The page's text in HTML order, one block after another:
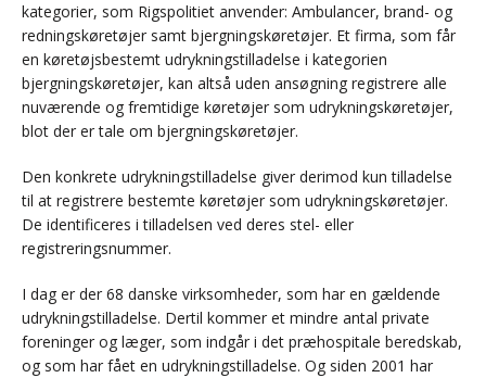
kategorier, som Rigspolitiet anvender: Ambulancer, brand- og
redningskøretøjer samt bjergningskøretøjer. Et firma, som får
en køretøjsbestemt udrykningstilladelse i kategorien
bjergningskøretøjer, kan altså uden ansøgning registrere alle
nuværende og fremtidige køretøjer som udrykningskøretøjer,
blot der er tale om bjergningskøretøjer.
Den konkrete udrykningstilladelse giver derimod kun tilladelse
til at registrere bestemte køretøjer som udrykningskøretøjer.
De identificeres i tilladelsen ved deres stel- eller
registreringsnummer.
I dag er der 68 danske virksomheder, som har en gældende
udrykningstilladelse. Dertil kommer et mindre antal private
foreninger og læger, som indgår i det præhospitale beredskab,
og som har fået en udrykningstilladelse. Og siden 2001 har